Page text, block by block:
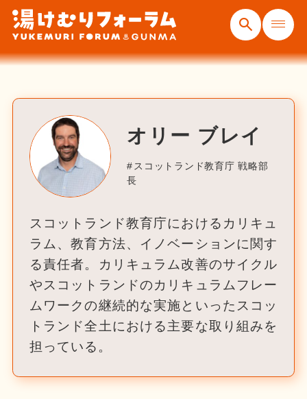
オリー ブレイ
スコットランド教育庁 戦略部
長
スコットランド教育庁におけるカリキュ
ラム、教育方法、イノベーションに関す
る責任者。カリキュラム改善のサイクル
やスコットランドのカリキュラムフレー
ムワークの継続的な実施といったスコッ
トランド全土における主要な取り組みを
担っている。